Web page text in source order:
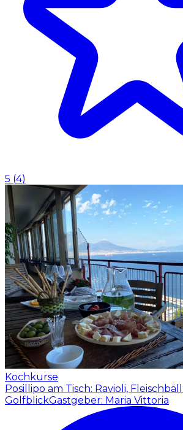
5 (4)
Kochkurse
Posillipo am Tisch: Ravioli,
GolfblickGastgeber: Maria Vittoria